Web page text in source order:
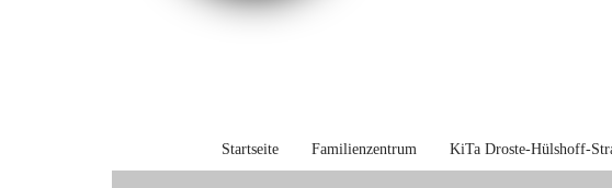
Startseite Familienzentrum KiTa Droste-Hülshoff-